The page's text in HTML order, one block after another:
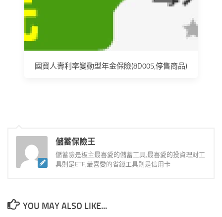
國寳人壽利率變動型年金保險(8D005,停售商品)
儲蓄保險王
儲蓄險是板主最喜愛的儲蓄工具,最喜愛的投資理財工
具則是ETF,最喜愛的省錢工具則是信用卡
YOU MAY ALSO LIKE...